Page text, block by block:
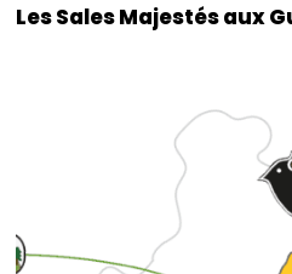
Les Sales Majestés aux